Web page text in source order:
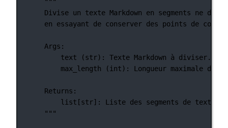
Divise un texte Markdown en segments ne
en essayant de conserver des points de
Args:
text (str): Texte Markdown à diviser.
max_length (int): Longueur maximale de
Returns:
list[str]: Liste des segments de texte
"""